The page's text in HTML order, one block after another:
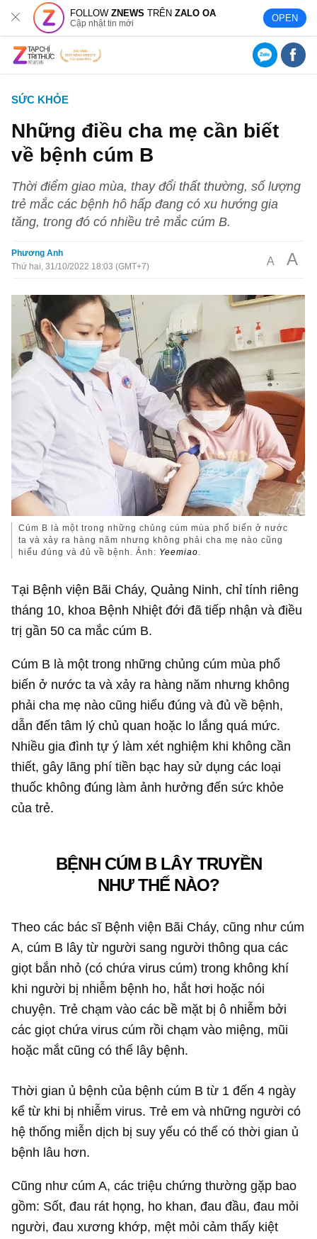
FOLLOWZNEWS TRÊNZALO OA
Cập nhật tin mới OPEN
SỨC KHỎE
Những điều cha mẹ cần biết
về bệnh cúm B
Thời điểm giao mùa, thay đổi thất thường, số lượng
trẻ mắc các bệnh hô hấp đang có xu hướng gia
tăng, trong đó có nhiều trẻ mắc cúm B.
Phương Anh
Thứ hai, 31/10/2022 18:03 (GMT+7)
A A
Cúm B là một trong những chủng cúm mùa phổ biến ở nước
ta và xảy ra hàng năm nhưng không phải cha mẹ nào cũng
hiểu đúng và đủ về bệnh. Ảnh: Yeemiao.
Tại Bệnh viện Bãi Cháy, Quảng Ninh, chỉ tính riêng
tháng 10, khoa Bệnh Nhiệt đới đã tiếp nhận và điều
trị gần 50 ca mắc cúm B.
Cúm B là một trong những chủng cúm mùa phổ
biến ở nước ta và xảy ra hàng năm nhưng không
phải cha mẹ nào cũng hiểu đúng và đủ về bệnh,
dẫn đến tâm lý chủ quan hoặc lo lắng quá mức.
Nhiều gia đình tự ý làm xét nghiệm khi không cần
thiết, gây lãng phí tiền bạc hay sử dụng các loại
thuốc không đúng làm ảnh hưởng đến sức khỏe
của trẻ.
BỆNH CÚM B LÂY TRUYỀN
NHƯ THẾ NÀO?
Theo các bác sĩ Bệnh viện Bãi Cháy, cũng như cúm
A, cúm B lây từ người sang người thông qua các
giọt bắn nhỏ (có chứa virus cúm) trong không khí
khi người bị nhiễm bệnh ho, hắt hơi hoặc nói
chuyện. Trẻ chạm vào các bề mặt bị ô nhiễm bởi
các giọt chứa virus cúm rồi chạm vào miệng, mũi
hoặc mắt cũng có thể lây bệnh.
Thời gian ủ bệnh của bệnh cúm B từ 1 đến 4 ngày
kể từ khi bị nhiễm virus. Trẻ em và những người có
hệ thống miễn dịch bị suy yếu có thể có thời gian ủ
bệnh lâu hơn.
Cũng như cúm A, các triệu chứng thường gặp bao
gồm: Sốt, đau rát họng, ho khan, đau đầu, đau mỏi
người, đau xương khớp, mệt mỏi cảm thấy kiệt